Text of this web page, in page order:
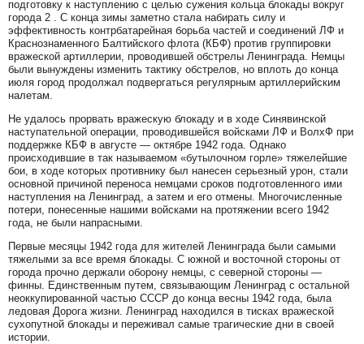
подготовку к наступлению с целью сужения кольца блокады вокруг
города 2 . С конца зимы заметно стала набирать силу и
эффективность контрбатарейная борьба частей и соединений ЛФ и
Краснознаменного Балтийского флота (КБФ) против группировки
вражеской артиллерии, проводившей обстрелы Ленинграда. Немцы
были вынуждены изменить тактику обстрелов, но вплоть до конца
июля город продолжал подвергаться регулярным артиллерийским
налетам.
Не удалось прорвать вражескую блокаду и в ходе Синявинской
наступательной операции, проводившейся войсками ЛФ и ВолхФ при
поддержке КБФ в августе — октябре 1942 года. Однако
происходившие в так называемом «бутылочном горле» тяжелейшие
бои, в ходе которых противнику был нанесен серьезный урон, стали
основной причиной переноса немцами сроков подготовленного ими
наступления на Ленинград, а затем и его отмены. Многочисленные
потери, понесенные нашими войсками на протяжении всего 1942
года, не были напрасными.
Первые месяцы 1942 года для жителей Ленинграда были самыми
тяжелыми за все время блокады. С южной и восточной стороны от
города прочно держали оборону немцы, с северной стороны —
финны. Единственным путем, связывающим Ленинград с остальной
неоккупированной частью СССР до конца весны 1942 года, была
ледовая Дорога жизни. Ленинград находился в тисках вражеской
сухопутной блокады и переживал самые трагические дни в своей
истории.